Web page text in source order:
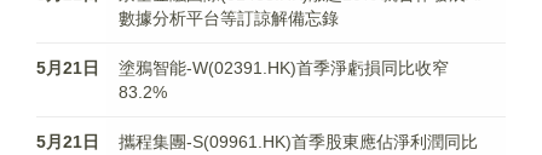
數據分析平台等訂諒解備忘錄
5月21日
塗鴉智能-W(02391.HK)首季淨虧損同比收窄
83.2%
5月21日
攜程集團-S(09961.HK)首季股東應佔淨利潤同比